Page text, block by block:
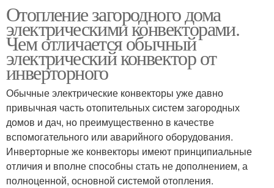
Отопление загородного дома
электрическими конвекторами.
Чем отличается обычный
электрический конвектор от
инверторного
Обычные электрические конвекторы уже давно
привычная часть отопительных систем загородных
домов и дач, но преимущественно в качестве
вспомогательного или аварийного оборудования.
Инверторные же конвекторы имеют принципиальные
отличия и вполне способны стать не дополнением, а
полноценной, основной системой отопления.